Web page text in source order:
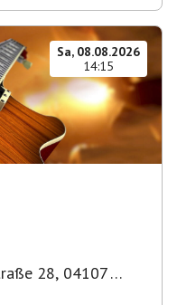
Sa, 08.08.2026
14:15
28, 04107